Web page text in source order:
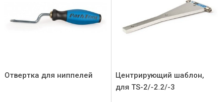
Отвертка для ниппелей
Центрирующий шаблон,
для TS-2/-2.2/-3